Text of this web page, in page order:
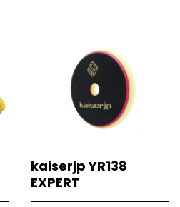
kaiserjp YR138
EXPERT